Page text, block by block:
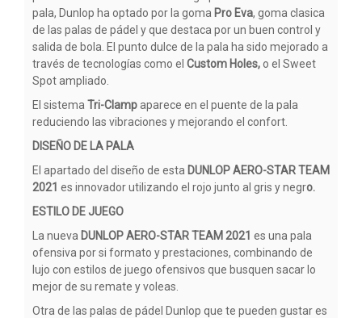
pala, Dunlop ha optado por la goma Pro Eva, goma clasica
de las palas de pádel y que destaca por un buen control y
salida de bola. El punto dulce de la pala ha sido mejorado a
través de tecnologías como el Custom Holes,o el Sweet
Spot ampliado.
El sistema Tri-Clampaparece en el puente de la pala
reduciendo las vibraciones y mejorando el confort.
DISEÑO DE LA PALA
El apartado del diseño de esta DUNLOP AERO-STAR TEAM
2021 es innovador utilizando el rojo junto al gris y negro.
ESTILO DE JUEGO
La nueva DUNLOP AERO-STAR TEAM 2021 es una pala
ofensiva por si formato y prestaciones, combinando de
lujo con estilos de juego ofensivos que busquen sacar lo
mejor de su remate y voleas.
Otra de las palas de pádel Dunlop que te pueden gustar es